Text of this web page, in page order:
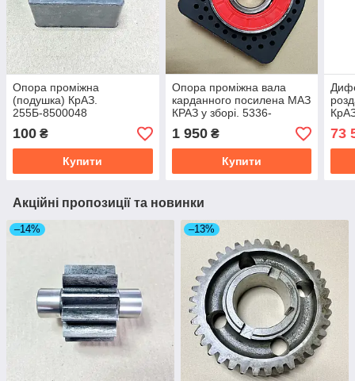
Опора проміжна
(подушка) КрАЗ.
255Б-8500048
100 ₴
Купити
Опора проміжна вала
карданного посилена МАЗ
КРАЗ у зборі. 5336-
1 950₴
Купити
73
Акційні пропозиції та новинки
–14% –13%